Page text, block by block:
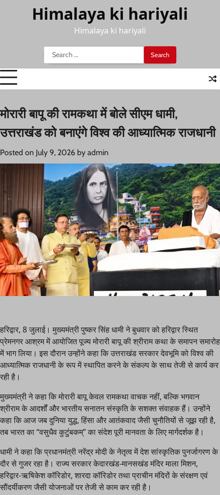
Himalaya ki hariyali
Himalaya ki hariyali
Search
for:
मोरारी बापू की रामकथा में बोले सीएम धामी,
उत्तराखंड को बनाएंगे विश्व की आध्यात्मिक राजधानी
Posted on July 9, 2026 by admin
हरिद्वार, 8 जुलाई। मुख्यमंत्री पुष्कर सिंह धामी ने बुधवार को हरिद्वार स्थित
प्रेमनगर आश्रम में आयोजित पूज्य मोरारी बापू की श्रीराम कथा के समापन समारोह
में भाग लिया। इस दौरान उन्होंने कहा कि उत्तराखंड सरकार देवभूमि को विश्व की
आध्यात्मिक राजधानी के रूप में स्थापित करने के संकल्प के साथ तेजी से कार्य कर
रही है।
मुख्यमंत्री ने कहा कि मोरारी बापू केवल रामकथा वाचक नहीं, बल्कि भगवान
श्रीराम के आदर्शों और भारतीय सनातन संस्कृति के सशक्त संवाहक हैं। उन्होंने
कहा कि आज जब दुनिया युद्ध, हिंसा और आतंकवाद जैसी चुनौतियों से जूझ रही है,
तब भारत का “वसुधैव कुटुंबकम्” का संदेश पूरी मानवता के लिए मार्गदर्शक है।
धामी ने कहा कि प्रधानमंत्री नरेंद्र मोदी के नेतृत्व में देश सांस्कृतिक पुनर्जागरण के
दौर से गुजर रहा है। राज्य सरकार केदारखंड-मानसखंड मंदिर माला मिशन,
हरिद्वार-ऋषिकेश कॉरिडोर, शारदा कॉरिडोर तथा प्राचीन मंदिरों के संरक्षण एवं
सौंदर्यीकरण जैसी योजनाओं पर तेजी से काम कर रही है।